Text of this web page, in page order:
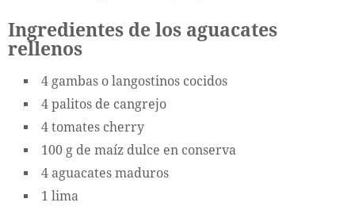
Ingredientes de los aguacates
rellenos
4 gambas o langostinos cocidos
4 palitos de cangrejo
4 tomates cherry
100 g de maíz dulce en conserva
4 aguacates maduros
1 lima